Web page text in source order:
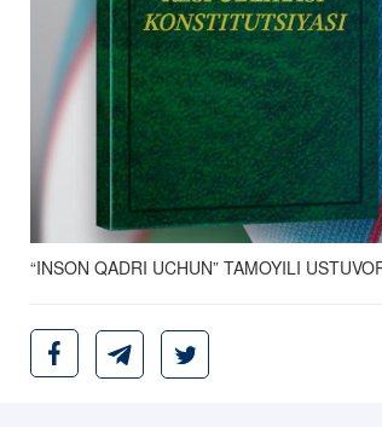
“INSON QADRI UCHUN” TAMOYILI